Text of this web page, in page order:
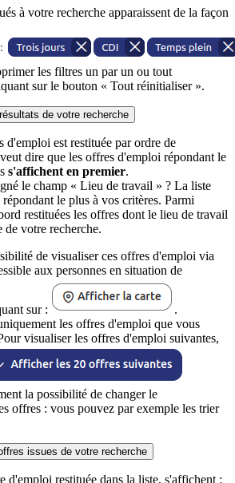
à votre recherche apparaissent de la façon
les filtres un par un ou tout
sur le bouton « Tout réinitialiser ».
de votre recherche
d'emploi est restituée par ordre de
dire que les offres d'emploi répondant le
s'affichent en premier.
le champ « Lieu de travail » ? La liste
le plus à vos critères. Parmi
restituées les offres dont le lieu de travail
de votre recherche.
de visualiser ces offres d'emploi via
aux personnes en situation de
sur :
.
les offres d'emploi que vous
visualiser les offres d'emploi suivantes,
la possibilité de changer le
offres : vous pouvez par exemple les trier
issues de votre recherche
d'emploi restituée dans la liste, s'affichent :